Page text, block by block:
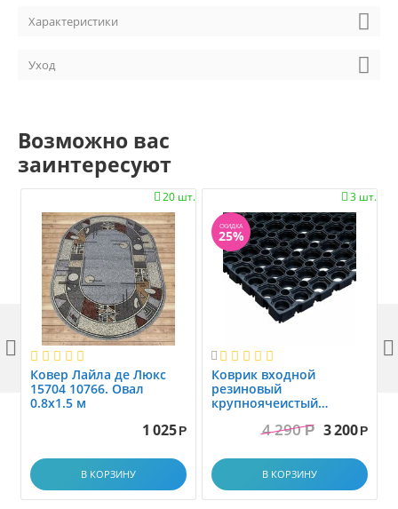
Характеристики
Уход
Возможно вас
заинтересуют
20 шт.

Ковер Лайла де Люкс
15704 10766. Овал
0.8x1.5 м
1 025 Р
В КОРЗИНУ
3 шт.

СКИДКА
25%

Коврик вxодной
резиновый
крупноячеистый
1.0x1.5 м4 290 Р 3 200 Р
В КОРЗИНУ
 